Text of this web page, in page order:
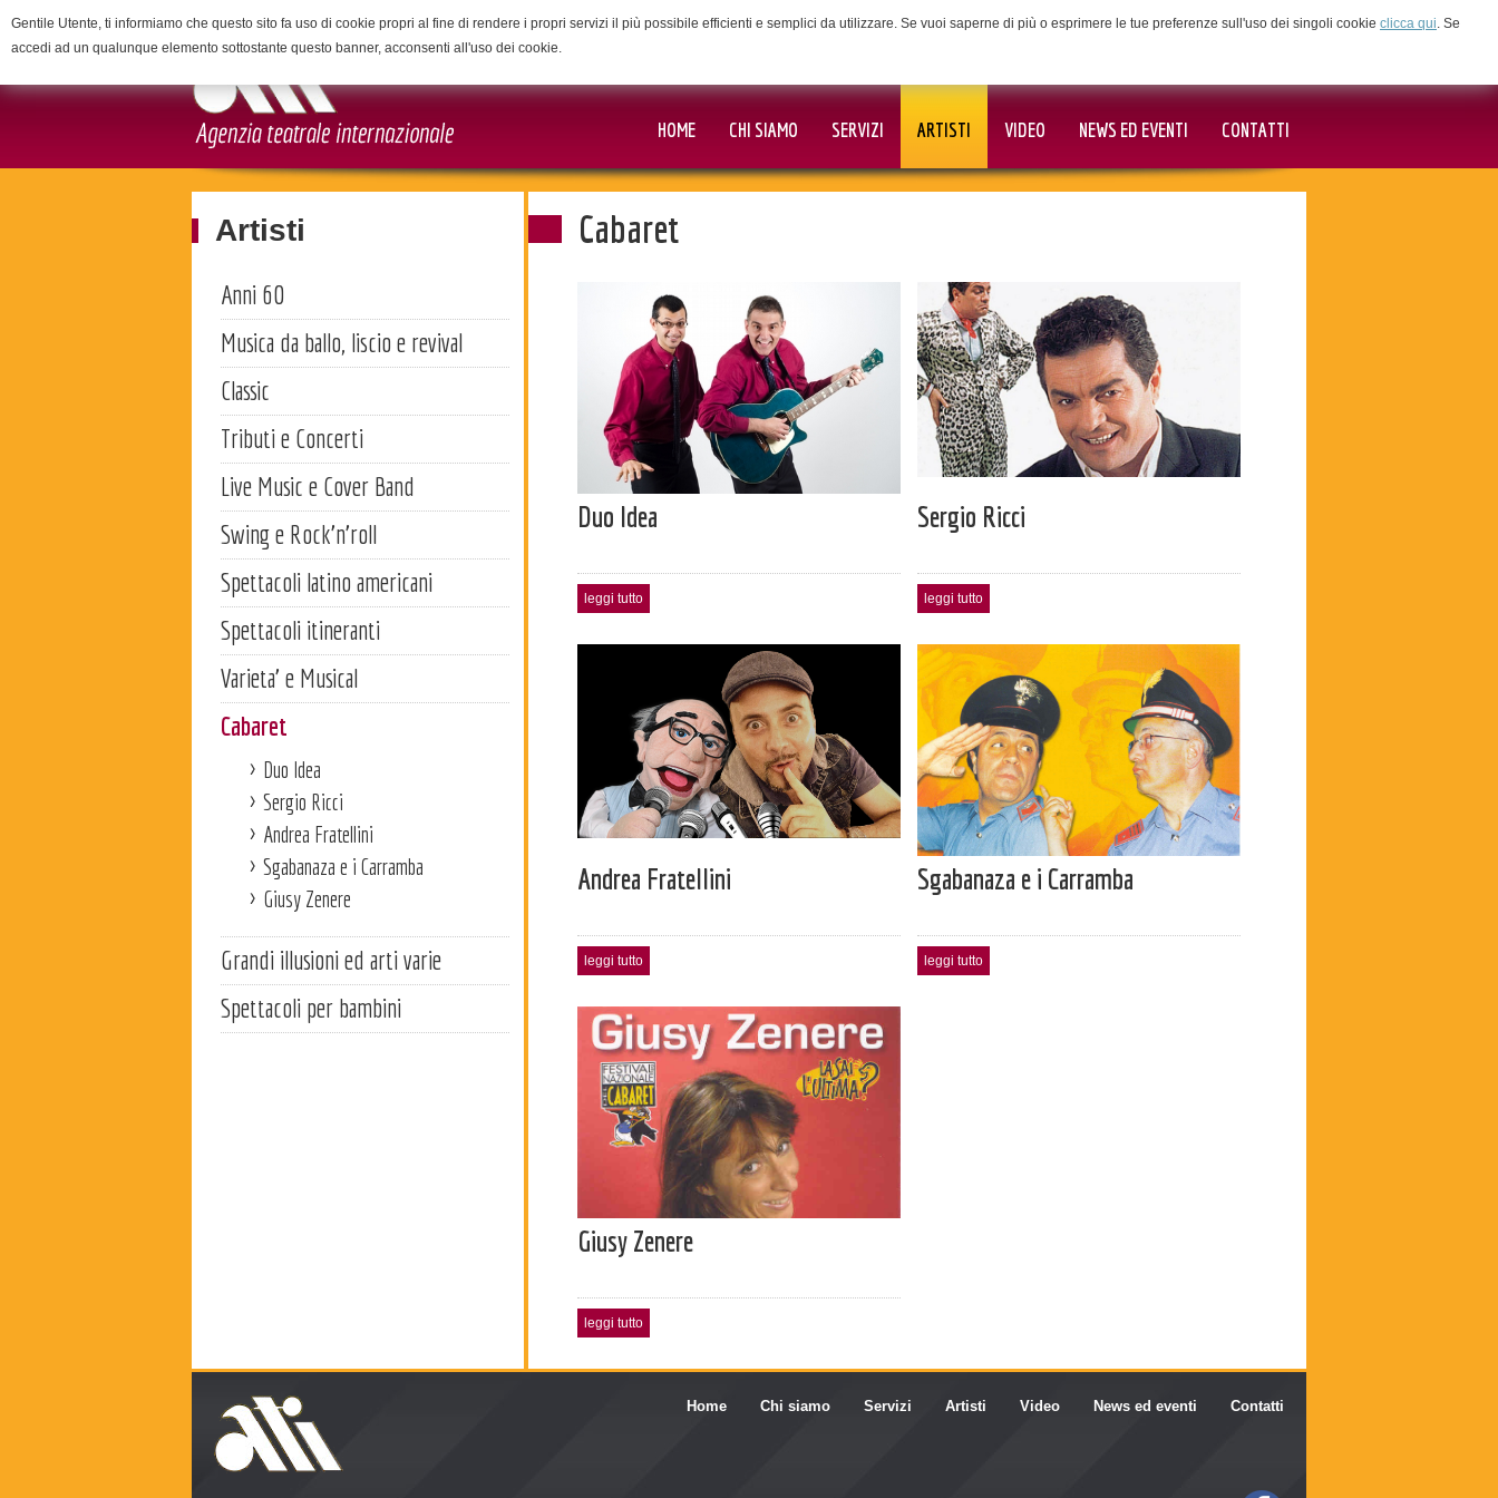
Gentile Utente, ti informiamo che questo sito fa uso di cookie propri al fine di rendere i propri servizi il più possibile efficienti e semplici da utilizzare. Se vuoi saperne di più o esprimere le tue preferenze sull'uso dei singoli cookie clicca qui. Se
accedi ad un qualunque elemento sottostante questo banner, acconsenti all'uso dei cookie.
HOME CHI SIAMO SERVIZI ARTISTI VIDEO NEWS ED EVENTI CONTATTI
Artisti
Anni 60
Musica da ballo, liscio e revival
Classic
Tributi e Concerti
Live Music e Cover Band
Swing e Rock'n'roll
Spettacoli latino americani
Spettacoli itineranti
Varieta' e Musical
Cabaret
Duo Idea
Sergio Ricci
Andrea Fratellini
Sgabanaza e i Carramba
Giusy Zenere
Grandi illusioni ed arti varie
Spettacoli per bambini
Cabaret
Duo Idea
leggi tutto
Sergio Ricci
leggi tutto
Andrea Fratellini
leggi tutto
Sgabanaza e i Carramba
leggi tutto
Giusy Zenere
leggi tutto
Home Chi siamo Servizi Artisti Video News ed eventi Contatti